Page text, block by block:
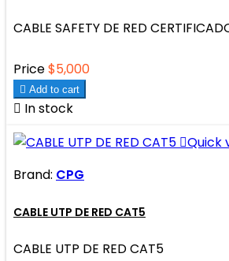
CABLE SAFETY DE RED
Price$5,000
 Add to cart
 In stock
Quick
Brand: CPG
CABLE UTP DE RED CAT5
CABLE UTP DE RED CAT5